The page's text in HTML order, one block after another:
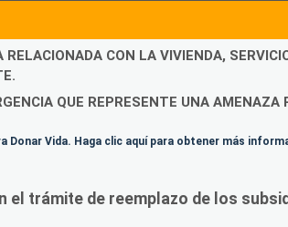
RELACIONADA CON LA VIVIENDA,
QUE REPRESENTE UNA
Donar Vida. Haga clic aquí para obtener más
el trámite de reemplazo de los